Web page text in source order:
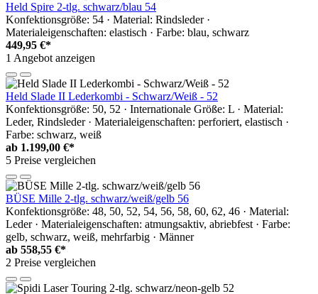
Held Spire 2-tlg. schwarz/blau 54
Konfektionsgröße: 54 · Material: Rindsleder ·
Materialeigenschaften: elastisch · Farbe: blau, schwarz
449,95 €*
1 Angebot anzeigen
Held Slade II Lederkombi - Schwarz/Weiß - 52
Konfektionsgröße: 50, 52 · Internationale Größe: L · Material:
Leder, Rindsleder · Materialeigenschaften: perforiert, elastisch ·
Farbe: schwarz, weiß
ab 1.199,00 €*
5 Preise vergleichen
BÜSE Mille 2-tlg. schwarz/weiß/gelb 56
Konfektionsgröße: 48, 50, 52, 54, 56, 58, 60, 62, 46 · Material:
Leder · Materialeigenschaften: atmungsaktiv, abriebfest · Farbe:
gelb, schwarz, weiß, mehrfarbig · Männer
ab 558,55 €*
2 Preise vergleichen